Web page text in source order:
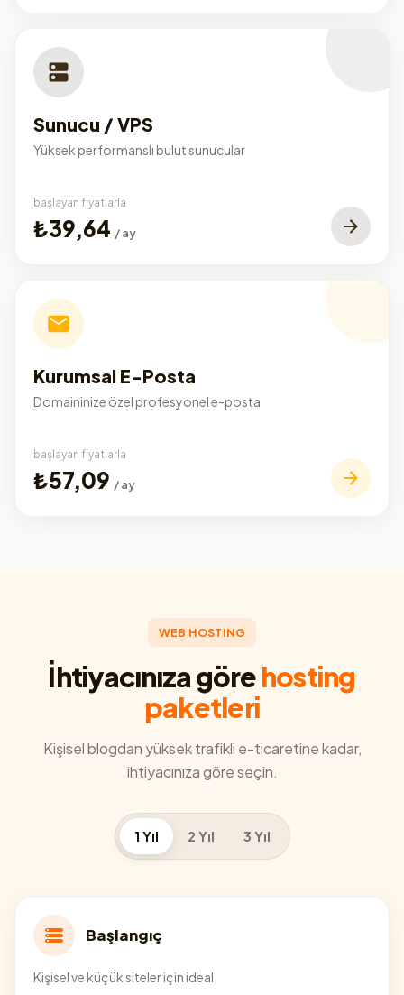
Sunucu / VPS
Yüksek performanslı bulut sunucular
başlayan fiyatlarla
₺39,64 / ay
Kurumsal E-Posta
Domaininize özel profesyonel e-posta
başlayan fiyatlarla
₺57,09 / ay
WEB HOSTING
İhtiyacınıza görehosting
paketleri
Kişisel blogdan yüksek trafikli e-ticaretine kadar,
ihtiyacınıza göre seçin.
1 Yıl 2 Yıl 3 Yıl
Başlangıç
Kişisel ve küçük siteler için ideal